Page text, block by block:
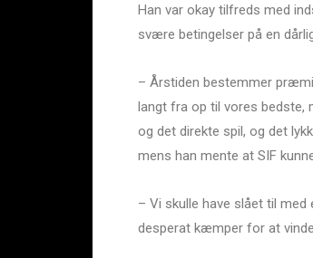
Han var okay tilfreds med
svære betingelser på en
– Årstiden bestemmer
langt fra op til vores bedste,
og det direkte spil, og det
mens han mente at SIF
– Vi skulle have slået til med
desperat kæmper for at